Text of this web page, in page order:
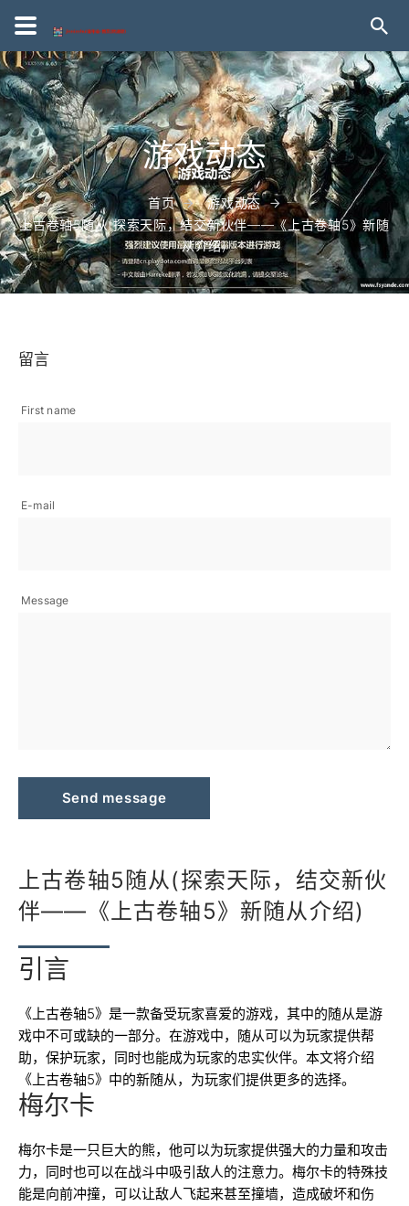
游戏动态
首页
游戏动态
上古卷轴5随从(探索天际，结交新伙伴——《上古卷轴5》新随
从介绍)
留言
First name
E-mail
Message
Send message
上古卷轴5随从(探索天际，结交新伙
伴——《上古卷轴5》新随从介绍)
引言
《上古卷轴5》是一款备受玩家喜爱的游戏，其中的随从是游
戏中不可或缺的一部分。在游戏中，随从可以为玩家提供帮
助，保护玩家，同时也能成为玩家的忠实伙伴。本文将介绍
《上古卷轴5》中的新随从，为玩家们提供更多的选择。
梅尔卡
梅尔卡是一只巨大的熊，他可以为玩家提供强大的力量和攻击
力，同时也可以在战斗中吸引敌人的注意力。梅尔卡的特殊技
能是向前冲撞，可以让敌人飞起来甚至撞墙，造成破坏和伤